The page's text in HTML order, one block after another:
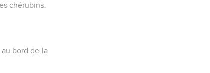
chérubins.
bord de la